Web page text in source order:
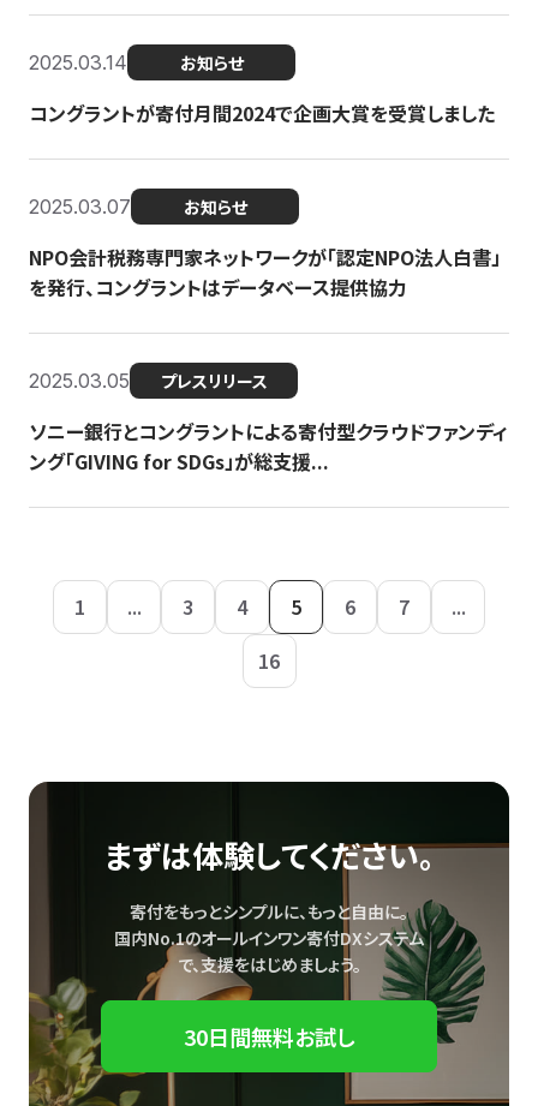
2025.03.14 お知らせ
コングラントが寄付月間2024で企画大賞を受賞しました
2025.03.07 お知らせ
NPO会計税務専門家ネットワークが「認定NPO法人白書」
を発行、コングラントはデータベース提供協力
2025.03.05 プレスリリース
ソニー銀行とコングラントによる寄付型クラウドファンディ
ング「GIVING for SDGs」が総支援...
1 ... 3 4 5 6 7
...
16
まずは体験してください。
寄付をもっとシンプルに、もっと自由に。
国内No.1のオールインワン寄付DXシステム
で、支援をはじめましょう。
30日間無料お試し